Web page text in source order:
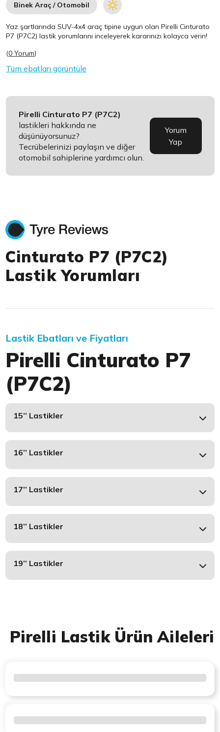
Binek Araç / Otomobil
Yaz şartlarında SUV-4x4 araç tipine uygun olanPirelli Cinturato
P7 (P7C2) lastik yorumlarını inceleyerek kararınızı kolayca verin!
(0 Yorum)
Tüm ebatları görüntüle
Pirelli Cinturato P7 (P7C2)
lastikleri hakkında ne
düşünüyorsunuz?
Tecrübelerinizi paylaşın ve diğer
otomobil sahiplerine yardımcı olun.
Yorum
Yap
Cinturato P7 (P7C2)
Lastik Yorumları
Lastik Ebatları ve Fiyatları
Pirelli Cinturato P7
(P7C2)
15’’ Lastikler
16’’ Lastikler
17’’ Lastikler
18’’ Lastikler
19’’ Lastikler
Pirelli Lastik Ürün Aileleri